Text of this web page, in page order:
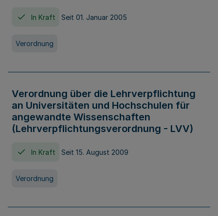
In Kraft Seit 01. Januar 2005
Verordnung
Verordnung über die Lehrverpflichtung
an Universitäten und Hochschulen für
angewandte Wissenschaften
(Lehrverpflichtungsverordnung - LVV)
In Kraft Seit 15. August 2009
Verordnung